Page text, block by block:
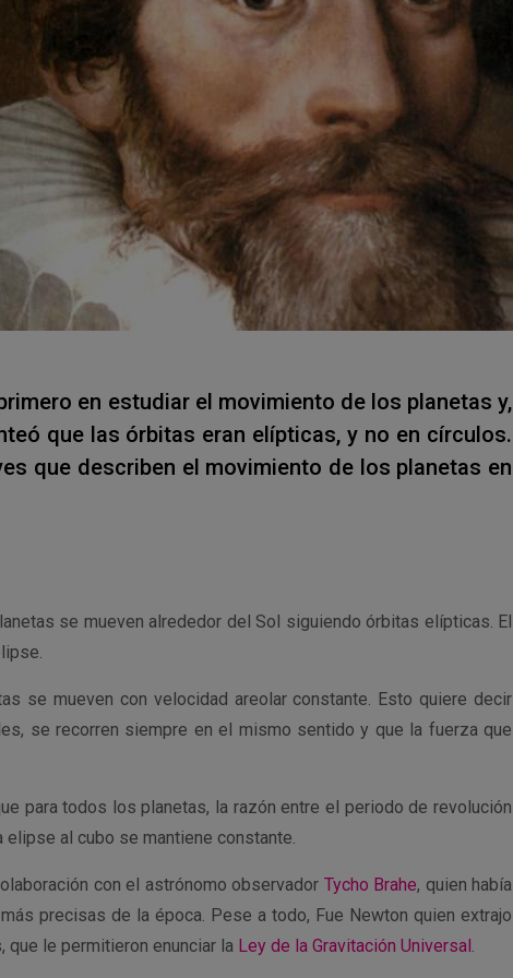
en estudiar el movimiento de los planetas y,
que las órbitas eran elípticas, y no en círculos.
que describen el movimiento de los planetas en
se mueven alrededor del Sol siguiendo órbitas elípticas. El
se mueven con velocidad areolar constante. Esto quiere decir
se recorren siempre en el mismo sentido y que la fuerza que
para todos los planetas, la razón entre el periodo de revolución
al cubo se mantiene constante.
con el astrónomo observador Tycho Brahe, quien había
precisas de la época. Pese a todo, Fue Newton quien extrajo
le permitieron enunciar la Ley de la Gravitación Universal .